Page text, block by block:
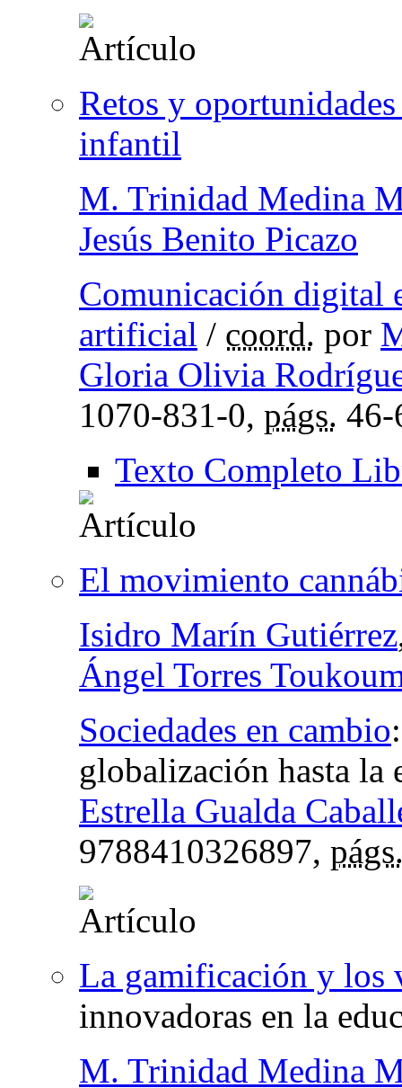
Retos y
infantil
M. Trinidad Medina
Jesús Benito Picazo
Comunicación digital
artificial / coord. por
Gloria Olivia
1070-831-0, págs. 46-
Texto Completo
El movimiento
Isidro Marín Gutiérrez
Ángel Torres
Sociedades en cambio
globalización hasta
Estrella Gualda
9788410326897,
La gamificación y los
innovadoras en la
M. Trinidad Medina